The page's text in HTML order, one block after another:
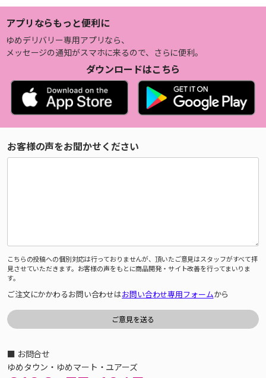
アプリならもっと便利に
ゆめデリバリー専用アプリなら、
メッセージの通知がスマホに来るので、さらに便利。
ダウンロードはこちら
お客様の声をお聞かせください
こちらの投稿への個別対応は行っておりませんが、頂いたご意見はスタッフがすべて拝
見させていただきます。お客様の声をもとに商品開発・サイト改善を行ってまいりま
す。
ご注文にかかわるお問い合わせはお問い合わせ専用フォームから
■ お問合せ
ゆめタウン・ゆめマート・ユアーズ